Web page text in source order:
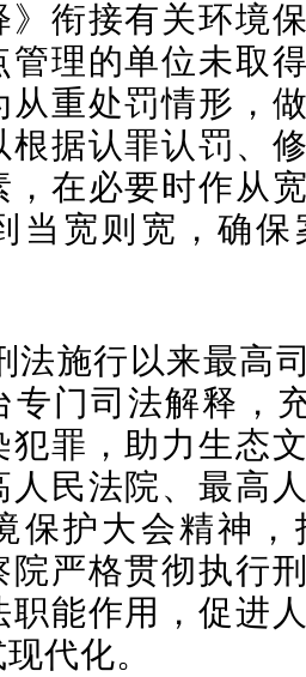
》衔接有关环境
理的单位未取
重处罚情形，
据认罪认罚、
在必要时作从
当宽则宽，确
法施行以来最高
门司法解释，
犯罪，助力生态
民法院、最高
保护大会精神
院严格贯彻执行
职能作用，促进
代化。